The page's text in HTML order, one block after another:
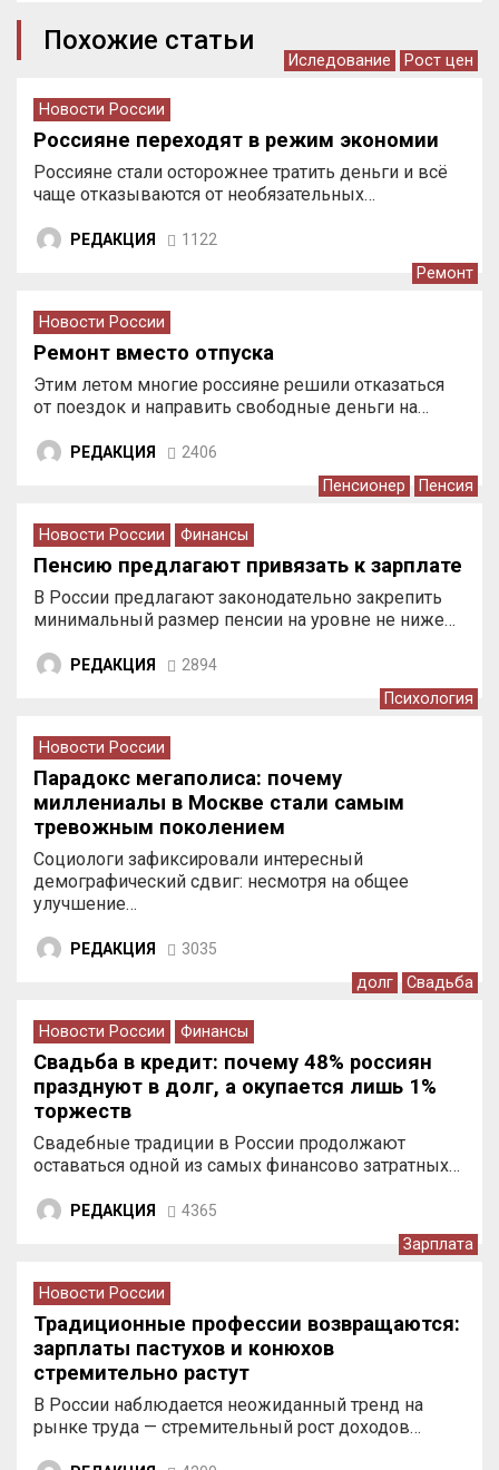
Похожие статьи
Иследование Рост цен
Новости России
Россияне переходят в режим экономии
Россияне стали осторожнее тратить деньги и всё
чаще отказываются от необязательных…
РЕДАКЦИЯ 1122
Ремонт
Новости России
Ремонт вместо отпуска
Этим летом многие россияне решили отказаться
от поездок и направить свободные деньги на…
РЕДАКЦИЯ 2406
Пенсионер Пенсия
Новости России Финансы
Пенсию предлагают привязать к зарплате
В России предлагают законодательно закрепить
минимальный размер пенсии на уровне не ниже…
РЕДАКЦИЯ 2894
Психология
Новости России
Парадокс мегаполиса: почему
миллениалы в Москве стали самым
тревожным поколением
Социологи зафиксировали интересный
демографический сдвиг: несмотря на общее
улучшение…
РЕДАКЦИЯ 3035
долг Свадьба
Новости России Финансы
Свадьба в кредит: почему 48% россиян
празднуют в долг, а окупается лишь 1%
торжеств
Свадебные традиции в России продолжают
оставаться одной из самых финансово затратных…
РЕДАКЦИЯ 4365
Зарплата
Новости России
Традиционные профессии возвращаются:
зарплаты пастухов и конюхов
стремительно растут
В России наблюдается неожиданный тренд на
рынке труда — стремительный рост доходов…